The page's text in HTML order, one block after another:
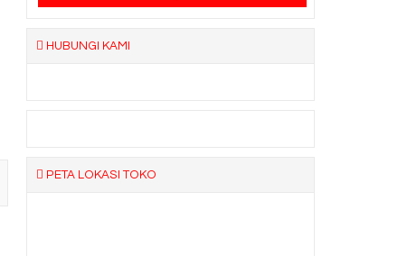
HUBUNGI KAMI
PETA LOKASI TOKO